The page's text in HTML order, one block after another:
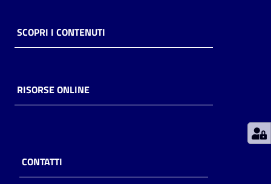
Piani
Decentrate
SCOPRI I CONTENUTI
RISORSE ONLINE
CONTATTI